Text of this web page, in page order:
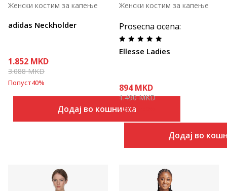
adidas Neckholder
Женски костим за капење
1.852 MKD
3.088MKD
Попуст40%
Додај во кошничка
Prosecna ocena:
Ellesse Ladies
Женски костим за капење
894 MKD
1.490MKD
Попуст
Додај во